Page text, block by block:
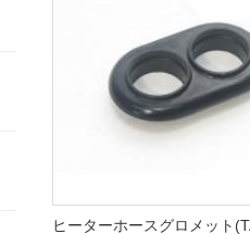
ヒーターホースグロメット